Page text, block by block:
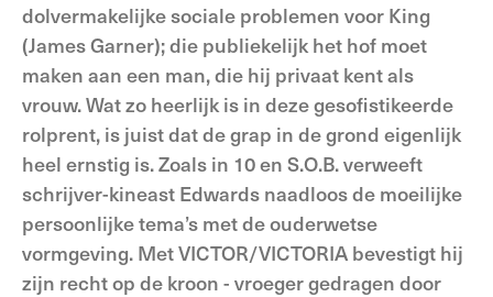
dolvermakelijke sociale problemen voor King
(James Garner); die publiekelijk het hof moet
maken aan een man, die hij privaat kent als
vrouw. Wat zo heerlijk is in deze gesofistikeerde
rolprent, is juist dat de grap in de grond eigenlijk
heel ernstig is. Zoals in 10 en S.O.B. verweeft
schrijver-kineast Edwards naadloos de moeilijke
persoonlijke tema’s met de ouderwetse
vormgeving. Met VICTOR/VICTORIA bevestigt hij
zijn recht op de kroon - vroeger gedragen door